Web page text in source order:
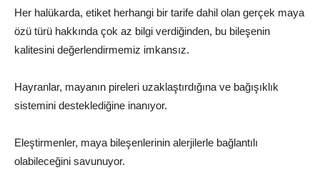
Her halükarda, etiket herhangi bir tarife dahil olan gerçek maya
özü türü hakkında çok az bilgi verdiğinden, bu bileşenin
kalitesini değerlendirmemiz imkansız.
Hayranlar, mayanın pireleri uzaklaştırdığına ve bağışıklık
sistemini desteklediğine inanıyor.
Eleştirmenler, maya bileşenlerinin alerjilerle bağlantılı
olabileceğini savunuyor.